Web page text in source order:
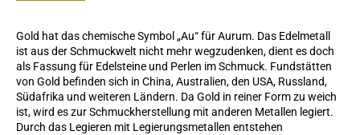
Gold hat das chemische Symbol „Au“ für Aurum. Das Edelmetall
ist aus der Schmuckwelt nicht mehr wegzudenken, dient es doch
als Fassung für Edelsteine und Perlen im Schmuck. Fundstätten
von Gold befinden sich in China, Australien, den USA, Russland,
Südafrika und weiteren Ländern. Da Gold in reiner Form zu weich
ist, wird es zur Schmuckherstellung mit anderen Metallen legiert.
Durch das Legieren mit Legierungsmetallen entstehen